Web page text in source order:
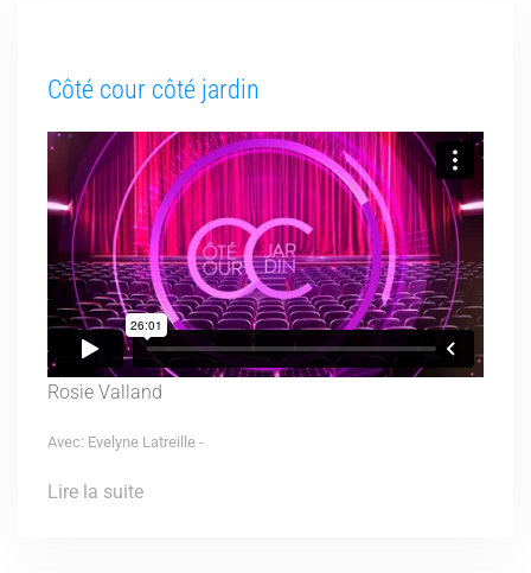
Côté cour côté jardin
Rosie Valland
Avec: Evelyne Latreille -
Lire la suite